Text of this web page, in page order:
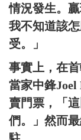
情況發生。
我不知道該
受。」
事實上，在
當家中鋒
賣門票，「
們。」然而